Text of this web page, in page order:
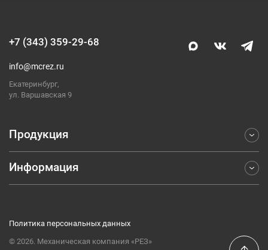
Продукция
Фрезерование
Точение
Отрезка и обработка канавок
Резьбонарезание
Информация
+7 (343) 359-29-68
info@mcrez.ru
Екатеринбург,
ул. Варшавская 9
© 2026. Механическая компания «РЕЗ»
Политика персональных данных